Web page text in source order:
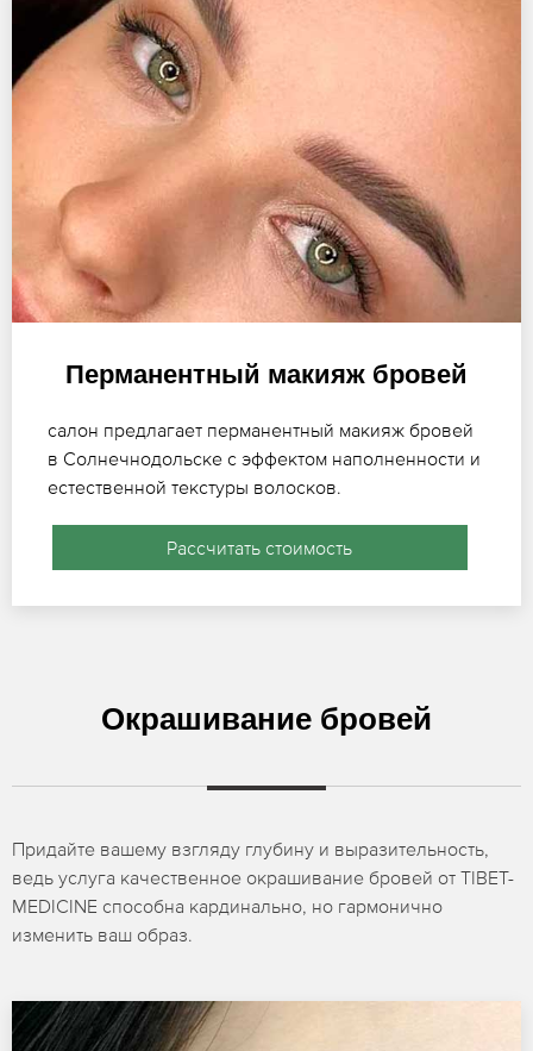
Перманентный макияж бровей
салон предлагает перманентный макияж бровей
в Солнечнодольске с эффектом наполненности и
естественной текстуры волосков.
Рассчитать стоимость
Окрашивание бровей
Придайте вашему взгляду глубину и выразительность,
ведь услуга качественное окрашивание бровей от TIBET-
MEDICINE способна кардинально, но гармонично
изменить ваш образ.